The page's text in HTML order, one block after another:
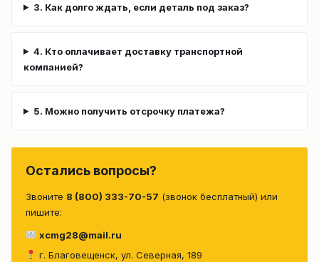
3. Как долго ждать, если деталь под заказ?
4. Кто оплачивает доставку транспортной
компанией?
5. Можно получить отсрочку платежа?
Остались вопросы?
Звоните 8 (800) 333-70-57 (звонок бесплатный) или
пишите:
xcmg28@mail.ru
г. Благовещенск, ул. Северная, 189